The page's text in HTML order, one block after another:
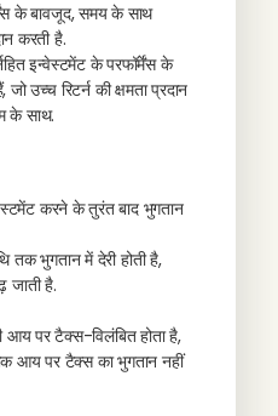
के बावजूद, समय के साथ
करती है.
इन्वेस्टमेंट के परफॉर्मेंस के
उच्च रिटर्न की क्षमता प्रदान
के साथ.
करने के तुरंत बाद भुगतान
तक भुगतान में देरी होती है,
जाती है.
आय पर टैक्स-विलंबित होता है,
आय पर टैक्स का भुगतान नहीं